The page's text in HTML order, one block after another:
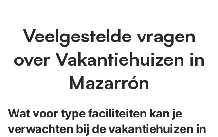
Veelgestelde vragen
over Vakantiehuizen in
Mazarrón
Wat voor type faciliteiten kan je
verwachten bij de vakantiehuizen in